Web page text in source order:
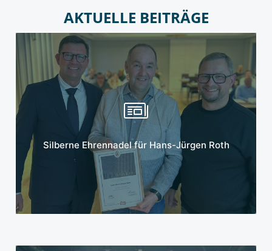
AKTUELLE BEITRÄGE
Silberne Ehrennadel für Hans-Jürgen Roth
Mehr erfahren